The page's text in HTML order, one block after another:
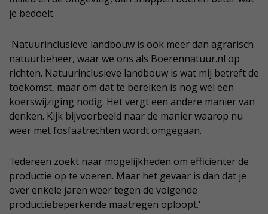
je bedoelt.
'Natuurinclusieve landbouw is ook meer dan agrarisch
natuurbeheer, waar we ons als Boerennatuur.nl op
richten. Natuurinclusieve landbouw is wat mij betreft de
toekomst, maar om dat te bereiken is nog wel een
koerswijziging nodig. Het vergt een andere manier van
denken. Kijk bijvoorbeeld naar de manier waarop nu
weer met fosfaatrechten wordt omgegaan.
'Iedereen zoekt naar mogelijkheden om efficiënter de
productie op te voeren. Maar het gevaar is dan dat je
over enkele jaren weer tegen de volgende
productiebeperkende maatregen oploopt.'